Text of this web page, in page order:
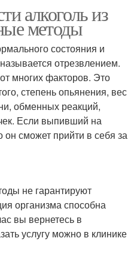
алкоголь из
методы
состояния и
отрезвлением.
многих факторов. Это
степень опьянения, вес
обменных реакций,
Если выпивший на
он сможет прийти в себя за
не гарантируют
организма способна
вы вернетесь в
услугу можно в клинике